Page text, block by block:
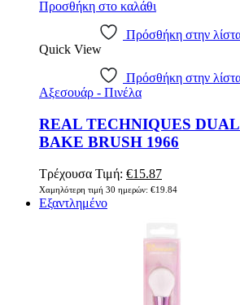
Προσθήκη στο καλάθι
Πρόσθήκη στην
Quick View
Πρόσθήκη στην
Αξεσουάρ - Πινέλα
REAL TECHNIQUES
BAKE BRUSH 1966
Τρέχουσα Τιμή: Original
price
€15.87Η
τρέχουσα
Χαμηλότερη τιμή 30 ημερών: €19.84
Εξαντλημένο